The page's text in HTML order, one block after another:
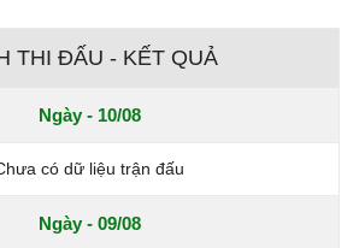
THI ĐẤU - KẾT QUẢ
Ngày - 10/08
có dữ liệu trận đấu
Ngày - 09/08